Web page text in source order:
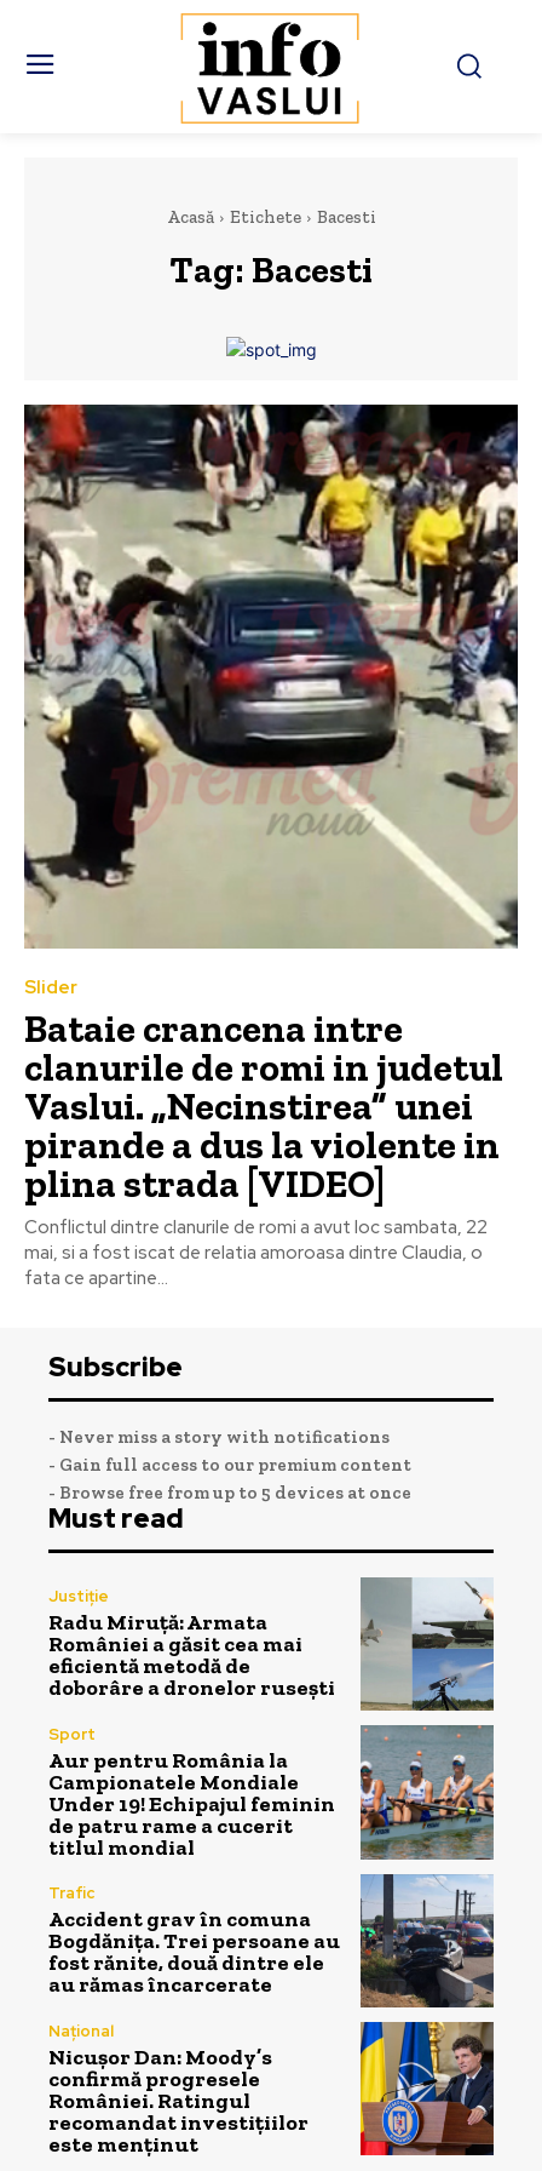
Acasă Etichete Bacesti
Tag: Bacesti
Slider
Bataie crancena intre
clanurile de romi in judetul
Vaslui. „Necinstirea” unei
pirande a dus la violente in
plina strada [VIDEO]
Conflictul dintre clanurile de romi a avut loc sambata, 22
mai, si a fost iscat de relatia amoroasa dintre Claudia, o
fata ce apartine...
Subscribe
- Never miss a story with notifications
- Gain full access to our premium content
- Browse free from up to 5 devices at once
Must read
Justiție
Radu Miruță: Armata
României a găsit cea mai
eficientă metodă de
doborâre a dronelor rusești
Sport
Aur pentru România la
Campionatele Mondiale
Under 19! Echipajul feminin
de patru rame a cucerit
titlul mondial
Trafic
Accident grav în comuna
Bogdănița. Trei persoane au
fost rănite, două dintre ele
au rămas încarcerate
Național
Nicușor Dan: Moody’s
confirmă progresele
României. Ratingul
recomandat investițiilor
este menținut